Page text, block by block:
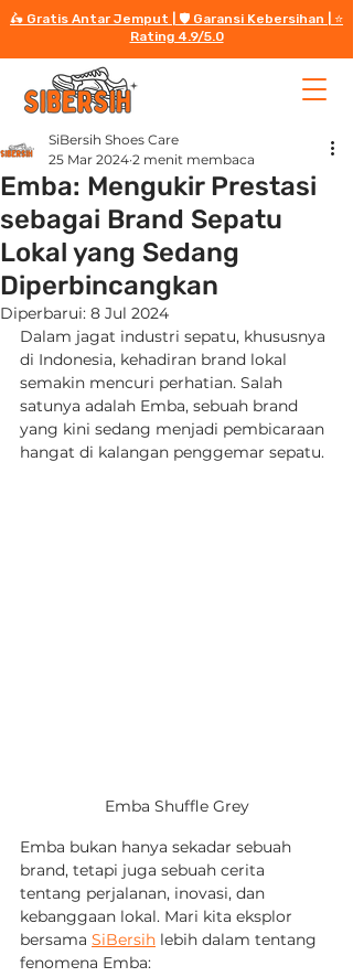
🛵 Gratis Antar Jemput | 🛡️ Garansi Kebersihan | ⭐️
Rating 4.9/5.0
Emba: Mengukir Prestasi
sebagai Brand Sepatu
Lokal yang Sedang
Diperbincangkan
SiBersih Shoes Care
25 Mar 2024 2 menit membaca
Diperbarui: 8 Jul 2024
Dalam jagat industri sepatu, khususnya
di Indonesia, kehadiran brand lokal
semakin mencuri perhatian. Salah
satunya adalah Emba, sebuah brand
yang kini sedang menjadi pembicaraan
hangat di kalangan penggemar sepatu.
Emba Shuffle Grey
Emba bukan hanya sekadar sebuah
brand, tetapi juga sebuah cerita
tentang perjalanan, inovasi, dan
kebanggaan lokal. Mari kita eksplor
bersama SiBersih lebih dalam tentang
fenomena Emba: